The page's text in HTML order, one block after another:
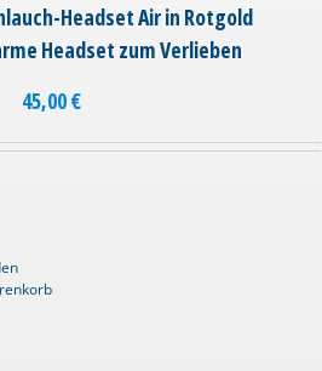
Headset Air in Rotgold
Headset zum Verlieben
45,00€